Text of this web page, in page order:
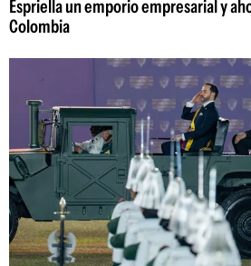
Espriella un emporio empresarial y
Colombia